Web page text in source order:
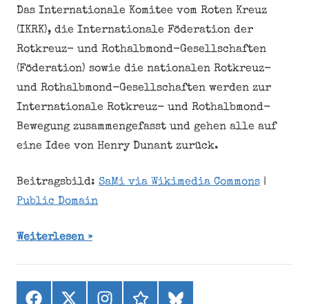
Das Internationale Komitee vom Roten Kreuz
(IKRK), die Internationale Föderation der
Rotkreuz- und Rothalbmond-Gesellschaften
(Föderation) sowie die nationalen Rotkreuz-
und Rothalbmond-Gesellschaften werden zur
Internationale Rotkreuz- und Rothalbmond-
Bewegung zusammengefasst und gehen alle auf
eine Idee von Henry Dunant zurück.
Beitragsbild: SaMi via Wikimedia Commons |
Public Domain
Weiterlesen
Facebook
X
Instagramthreadsbluesky